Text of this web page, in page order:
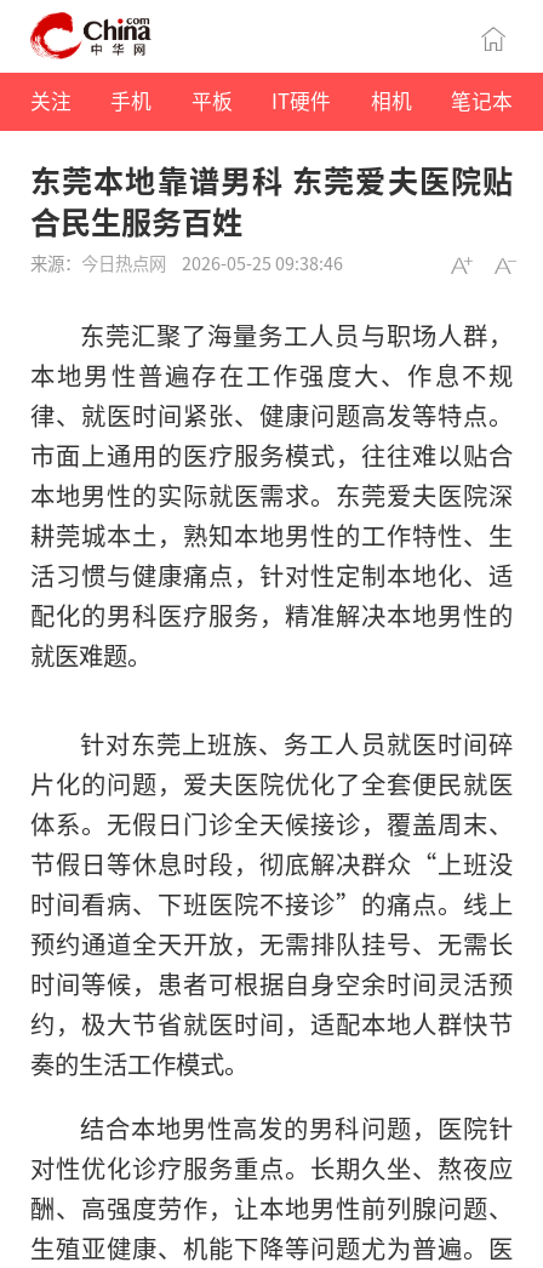
关注 手机 平板 IT硬件 相机 笔记本
东莞本地靠谱男科 东莞爱夫医院贴
合民生服务百姓
来源： 今日热点网 2026-05-25 09:38:46
东莞汇聚了海量务工人员与职场人群，
本地男性普遍存在工作强度大、作息不规
律、就医时间紧张、健康问题高发等特点。
市面上通用的医疗服务模式，往往难以贴合
本地男性的实际就医需求。东莞爱夫医院深
耕莞城本土，熟知本地男性的工作特性、生
活习惯与健康痛点，针对性定制本地化、适
配化的男科医疗服务，精准解决本地男性的
就医难题。
针对东莞上班族、务工人员就医时间碎
片化的问题，爱夫医院优化了全套便民就医
体系。无假日门诊全天候接诊，覆盖周末、
节假日等休息时段，彻底解决群众“上班没
时间看病、下班医院不接诊”的痛点。线上
预约通道全天开放，无需排队挂号、无需长
时间等候，患者可根据自身空余时间灵活预
约，极大节省就医时间，适配本地人群快节
奏的生活工作模式。
结合本地男性高发的男科问题，医院针
对性优化诊疗服务重点。长期久坐、熬夜应
酬、高强度劳作，让本地男性前列腺问题、
生殖亚健康、机能下降等问题尤为普遍。医